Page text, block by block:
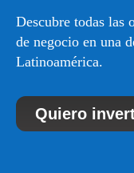
Descubre todas las
de negocio en una
Latinoamérica.
Quiero